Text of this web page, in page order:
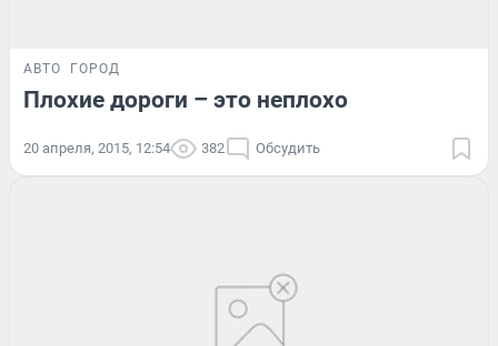
АВТО ГОРОД
Плохие дороги – это неплохо
20 апреля, 2015, 12:54 382 Обсудить